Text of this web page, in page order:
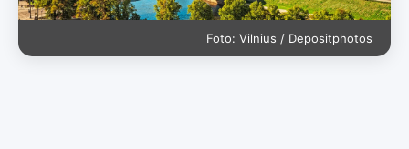
Foto: Vilnius / Depositphotos